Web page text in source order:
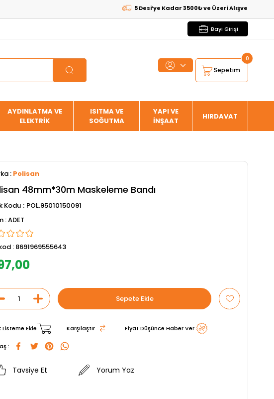
5 Desi’ye Kadar 3500₺ ve Üzeri Alışverişlerde
Bayi Girişi
Sepetim
0
AYDINLATMA VE
ELEKTRİK
ISITMA VE
SOĞUTMA
YAPI VE
İNŞAAT
HIRDAVAT
: Polisan
48mm*30m Maskeleme Bandı
Kodu
POL.95010150091
ADET
: 8691969555643
Listeme Ekle Karşılaştır Fiyat Düşünce Haber Ver
:
Tavsiye Et Yorum Yaz